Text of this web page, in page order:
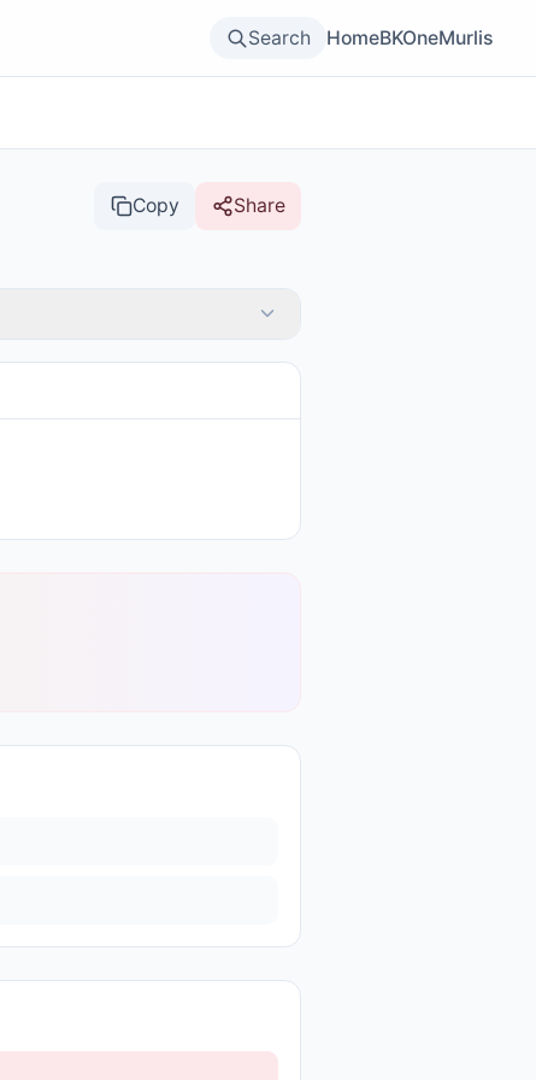
Search HomeBKOneMurlis
Copy Share